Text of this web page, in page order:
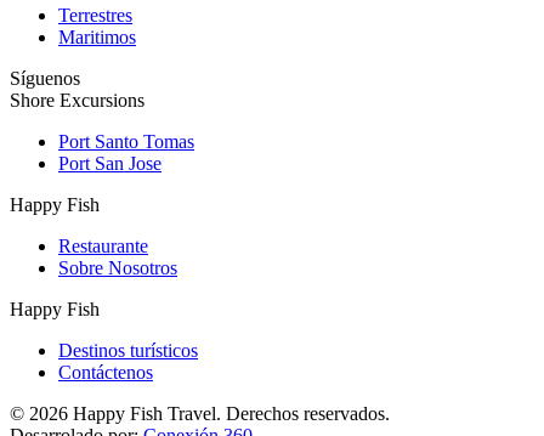
Terrestres
Maritimos
Síguenos
Shore Excursions
Port Santo Tomas
Port San Jose
Happy Fish
Restaurante
Sobre Nosotros
Happy Fish
Destinos turísticos
Contáctenos
© 2026 Happy Fish Travel. Derechos reservados.